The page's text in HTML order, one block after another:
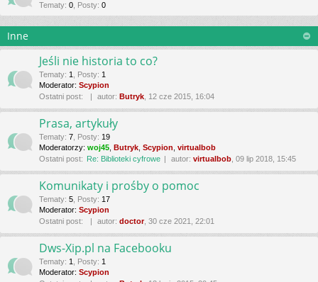
Tematy: 0 Posty: 0
Inne
Jeśli nie historia to co?
Tematy: 1 Posty: 1
Moderator: Scypion
Ostatni post:
autor: Butryk , 12 cze 2015, 16:04
Prasa, artykuły
Tematy: 7 Posty: 19
Moderatorzy: woj45 Butryk Scypion virtualbob
Ostatni post: Re: Biblioteki cyfrowe autor: virtualbob , 09 lip 2018, 15:45
Komunikaty i prośby o pomoc
Tematy: 5 Posty: 17
Moderator: Scypion
Ostatni post:
autor: doctor, 30 cze 2021, 22:01
Dws-Xip.pl na Facebooku
Tematy: 1 Posty: 1
Moderator: Scypion